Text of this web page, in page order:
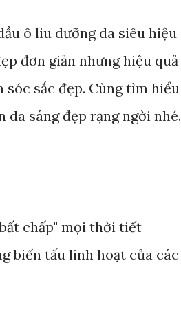
ô liu dưỡng da siêu hiệu
đơn giản nhưng hiệu quả
sắc đẹp. Cùng tìm hiểu
sáng đẹp rạng ngời nhé.
chấp" mọi thời tiết
biến tấu linh hoạt của các